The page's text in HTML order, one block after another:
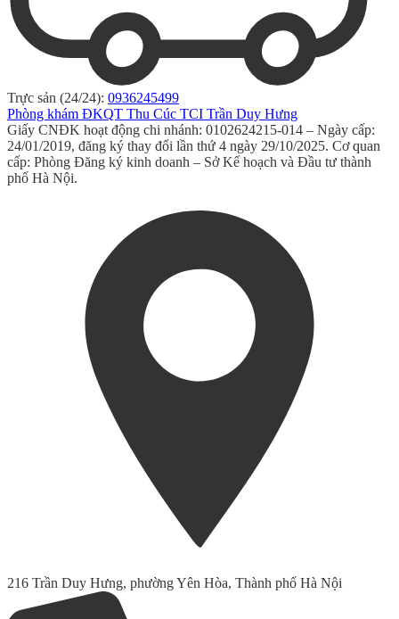
Trực sản (24/24): 0936245499
Phòng khám ĐKQT Thu Cúc TCI Trần Duy Hưng
Giấy CNĐK hoạt động chi nhánh: 0102624215-014 – Ngày cấp:
24/01/2019, đăng ký thay đổi lần thứ 4 ngày 29/10/2025. Cơ quan
cấp: Phòng Đăng ký kinh doanh – Sở Kế hoạch và Đầu tư thành
phố Hà Nội.
216 Trần Duy Hưng, phường Yên Hòa, Thành phố Hà Nội